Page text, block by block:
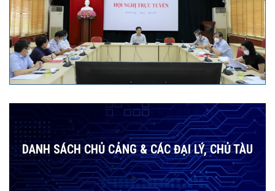
DANH SÁCH CHỦ CẢNG & CÁC ĐẠI LÝ, CHỦ TÀU